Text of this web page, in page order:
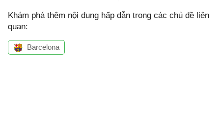
Khám phá thêm nội dung hấp dẫn trong các chủ đề liên
quan:
Barcelona